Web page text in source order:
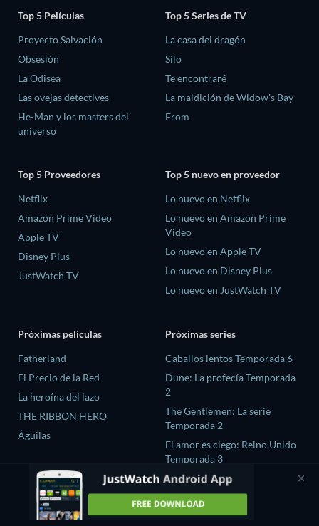
Top 5 Películas
Proyecto Salvación
Obsesión
La Odisea
Las ovejas detectives
He-Man y los masters del
universo
Top 5 Series de TV
La casa del dragón
Silo
Te encontraré
La maldición de Widow's Bay
From
Top 5 Proveedores
Netflix
Amazon Prime Video
Apple TV
Disney Plus
JustWatch TV
Top 5 nuevo en proveedor
Lo nuevo en Netflix
Lo nuevo en Amazon Prime
Video
Lo nuevo en Apple TV
Lo nuevo en Disney Plus
Lo nuevo en JustWatch TV
Próximas películas
Fatherland
El Precio de la Red
La heroína del lazo
THE RIBBON HERO
Águilas
Próximas series
Caballos lentos Temporada 6
Dune: La profecía Temporada
2
The Gentlemen: La serie
Temporada 2
El amor es ciego: Reino Unido
Temporada 3
Chaebol X Detective
Temporada 2